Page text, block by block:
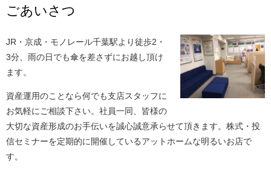
ごあいさつ
JR・京成・モノレール千葉駅より徒歩2・
3分、雨の日でも傘を差さずにお越し頂け
ます。
資産運用のことなら何でも支店スタッフに
お気軽にご相談下さい。社員一同、皆様の
大切な資産形成のお手伝いを誠心誠意承らせて頂きます。株式・投
信セミナーを定期的に開催しているアットホームな明るいお店で
す。